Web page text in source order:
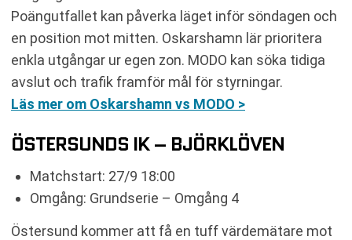
Poängutfallet kan påverka läget inför söndagen och
en position mot mitten. Oskarshamn lär prioritera
enkla utgångar ur egen zon. MODO kan söka tidiga
avslut och trafik framför mål för styrningar.
Läs mer om Oskarshamn vs MODO >
ÖSTERSUNDS IK – BJÖRKLÖVEN
Matchstart: 27/9 18:00
Omgång: Grundserie – Omgång 4
Östersund kommer att få en tuff värdemätare mot